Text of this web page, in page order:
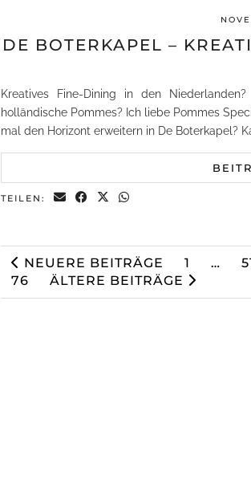
DE BOTERKAPEL –
Kreatives Fine-Dining in den
holländische Pommes? Ich liebe Pommes
mal den Horizont erweitern in De Boterkapel?
TEILEN:
NEUERE BEITRÄGE 1 …
76
ÄLTERE BEITRÄGE